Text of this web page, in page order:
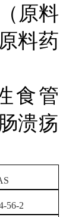
原料
料药
食管
溃疡
56-2